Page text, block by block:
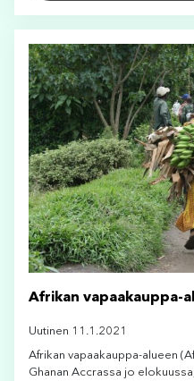
Afrikan vapaakauppa-
Uutinen 11.1.2021
Afrikan vapaakauppa-alueen
Ghanan Accrassa jo